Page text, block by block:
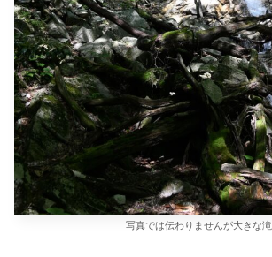
写真では伝わりませんが大きな滝